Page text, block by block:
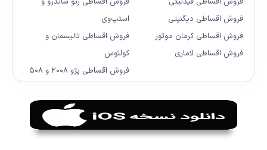
فروش اقساطی دیگنیتی
فروش اقساطی کرمان موتور
فروش اقساطی لاماری
استپ‌وی
فروش اقساطی تالیسمان و
کولئوس
فروش اقساطی پژو ۲۰۰۸ و ۵۰۸